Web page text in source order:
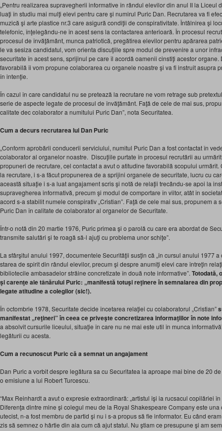
„Pentru realizarea supravegherii informative în rândul elevilor din anul II la Liceul
luaţi în studiu mai mulţi elevi pentru care şi numirul Puric Dan. Recrutarea va fi
muzică şi arte plastice nr.3 care asigură condiţii de conspirativitate. Întâlnirea şi
telefonic, înţelegându-ne în acest sens la contactarea anterioară. În procesul
procesul de învăţământ, munca patriotică, pregătirea elevilor pentru apărarea
le va sesiza candidatul, vom orienta discuţiile spre modul de prevenire a unor
securitate în acest sens, sprijinul pe care îl acordă oamenii cinstiţi acestor organe.
favorabilă îi vom propune colaborarea cu organele noastre şi va fi instruit asupra
în intenţie.
În cazul în care candidatul nu se pretează la recrutare ne vom retrage sub
serie de aspecte legate de procesul de învăţământ. Faţă de cele de mai sus,
calitate dec colaborator a numitului Puric Dan”, nota Securitatea.
Cum a decurs recrutarea lui Dan Puric
„Conform aprobării conducerii serviciului, numitul Puric Dan a fost contactat în
colaborator al organelor noastre. Discuţiile purtate în procesul recrutării au
propuneri de recrutare, cel contactat a avut o atitudine favorabilă scopului
la recrutare, i s-a făcut propunerea de a sprijini organele de securitate, lucru cu
această situaţie i s-a luat angajament scris şi notă de relaţii trecându-se apoi la
supravegherea informativă, precum şi modul de comportare în viitor, atât în
acord s-a stabilit numele conspirativ „Cristian”. Faţă de cele mai sus, propunem a
Puric Dan în calitate de colaborator al organelor de Securitate.
Într-o notă din 20 martie 1976, Puric primea şi o parolă cu care era abordat de
transmite salutări şi te roagă să-l ajuţi cu problema unor schiţe”.
La sfârşitul anului 1997, documentele Securităţii susţin că „în cursul anului 1977
starea de spirit din rândul elevilor, precum şi despre anumiţi elevi care întreţin
bibliotecile ambasadelor străine concretizate în două note informative”. Totodată,
şi carenţe ale tânărului Puric: „manifestă totuşi reţinere în semnalarea din
legate atitudine a colegilor (sic!).
În octombrie 1978, Securitate decide încetarea relaţiei cu colaboratorul „Cristian”
manifestat „reţineri” în ceea ce priveşte concretizarea informaţiilor în note
a absolvit cursurile liceului, situaţie în care nu ne mai este util în munca
legăturii cu acesta.
Cum a recunoscut Puric că a semnat un angajament
Dan Puric a vorbit despre legătura sa cu Securitatea la aproape mai bine de 20
o emisiune a lui Robert Turcescu.
“Max Reinhardt a avut o expresie extraordinară: „artistul îşi ia rucsacul copilăriei
Diferenţa dintre mine şi colegul meu de la Royal Shakespeare Company este
utecist, n-a fost membru de partid şi nu i s-a propus să fie informator. Eu când
zis să semnez o hârtie din aia cum că ajut statul. Nu ştiam ce presupune şi am